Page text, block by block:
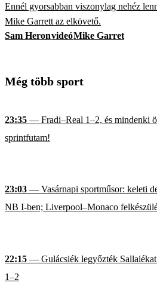
Ennél gyorsabban viszonylag nehéz
Mike Garrett az elkövető.
Sam HeronvideóMike Garret
Még több sport
23:35 — Fradi–Real 1–2, és mindenki
sprintfutam!
23:03 — Vasárnapi sportműsor: keleti
NB I-ben; Liverpool–Monaco
22:15 — Gulácsiék legyőzték
1–2